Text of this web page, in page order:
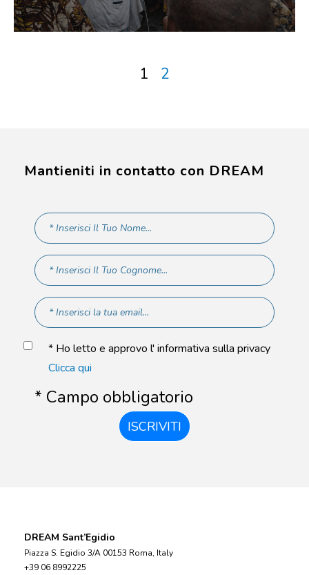
1 2
Mantieniti in contatto con DREAM
* Ho letto e approvo l' informativa sulla privacy
Clicca qui
* Campo obbligatorio
ISCRIVITI
DREAM Sant’Egidio
Piazza S. Egidio 3/A 00153 Roma, Italy
+39 06 8992225